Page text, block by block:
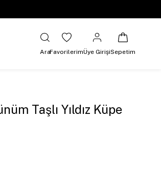
AraFavorilerimÜye GirişiSepetim
Taşlı Yıldız Küpe